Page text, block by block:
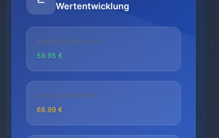
Wertentwicklung
NIEDRIGSTER PREIS
59.95 €
AKTUELLER PREIS
68.99 €